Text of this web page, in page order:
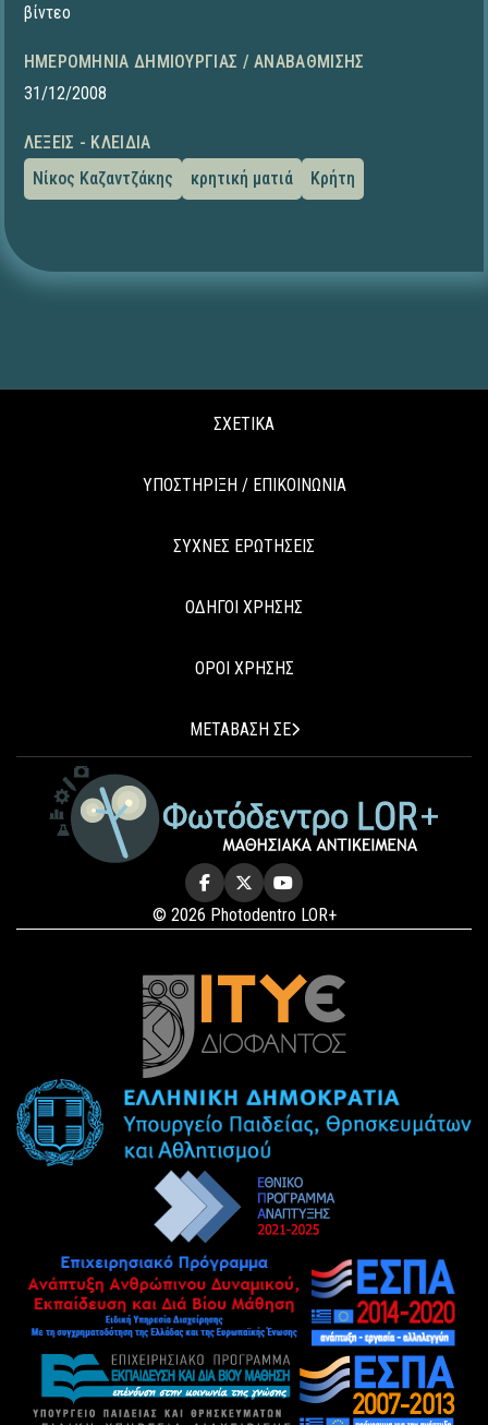
βίντεο
ΗΜΕΡΟΜΗΝΊΑ ΔΗΜΙΟΥΡΓΊΑΣ / ΑΝΑΒΆΘΜΙΣΗΣ
31/12/2008
ΛΈΞΕΙΣ - ΚΛΕΙΔΙΆ
Νίκος Καζαντζάκης
κρητική ματιά Κρήτη
ΣΧΕΤΙΚΑ
ΥΠΟΣΤΗΡΙΞΗ / ΕΠΙΚΟΙΝΩΝΙΑ
ΣΥΧΝΕΣ ΕΡΩΤΗΣΕΙΣ
ΟΔΗΓΟΙ ΧΡΗΣΗΣ
ΟΡΟΙ ΧΡΗΣΗΣ
ΜΕΤΑΒΑΣΗ ΣΕ
© 2026 Photodentro LOR+